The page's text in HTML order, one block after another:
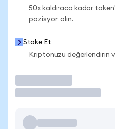
50x kaldıraca kadar
pozisyon alın.
Stake Et
Kriptonuzu değerlendirin